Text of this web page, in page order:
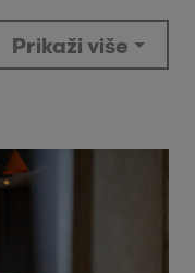
Prikaži više